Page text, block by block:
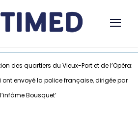
des quartiers du Vieux-Port et de l’Opéra:
ont envoyé la police française, dirigée par
l’infâme Bousquet’